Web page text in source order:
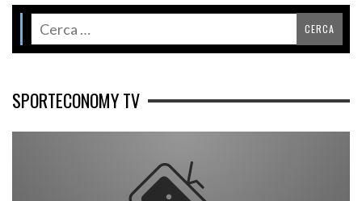
SPORTECONOMY TV